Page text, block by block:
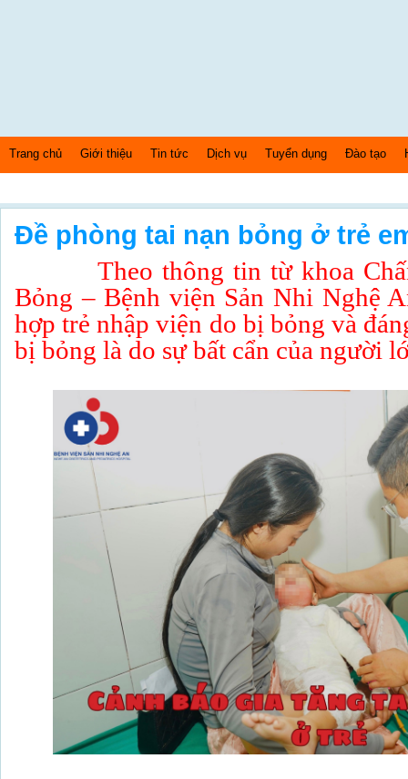
Trang chủ Giới thiệu Tin tức Dịch vụ Tuyển dụng Đào tạo
Đề phòng tai nạn bỏng ở trẻ
Theo thông tin từ khoa Chấn
Bỏng – Bệnh viện Sản Nhi Nghệ
hợp trẻ nhập viện do bị bỏng và
bị bỏng là do sự bất cẩn của người